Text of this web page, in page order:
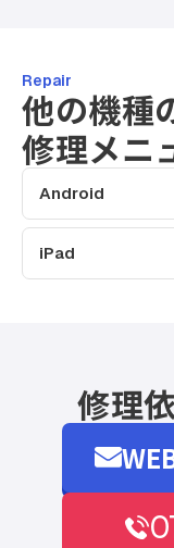
Repair
他の機種
修理メニ
Android
iPad
修理